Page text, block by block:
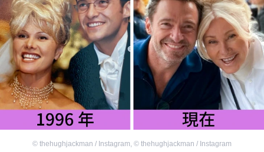
© thehughjackman / Instagram, © thehughjackman / Instagram